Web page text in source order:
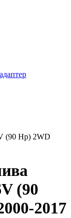
(90 Hp) 2WD
(90
2017